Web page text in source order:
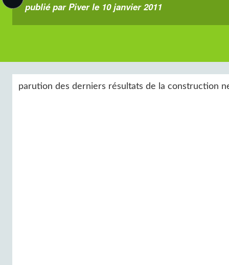
publié par Piver le 10 janvier 2011
parution des derniers résultats de la construction